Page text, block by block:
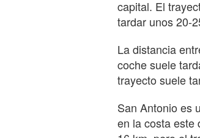
capital. El
tardar unos 20-
La distancia
coche suele
trayecto suele
San Antonio es
en la costa este